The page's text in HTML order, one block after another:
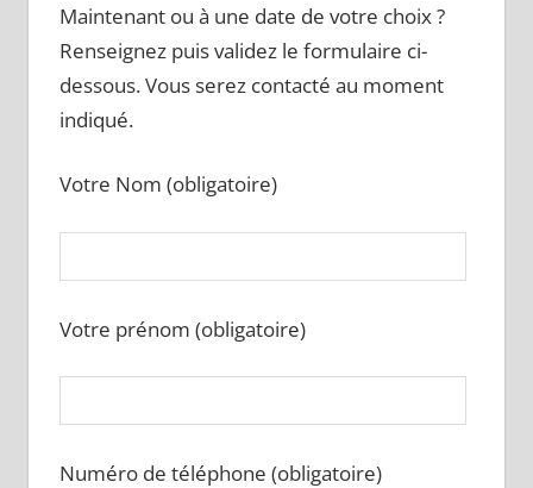
Maintenant ou à une date de votre choix ?
Renseignez puis validez le formulaire ci-
dessous. Vous serez contacté au moment
indiqué.
Votre Nom (obligatoire)
Votre prénom (obligatoire)
Numéro de téléphone (obligatoire)